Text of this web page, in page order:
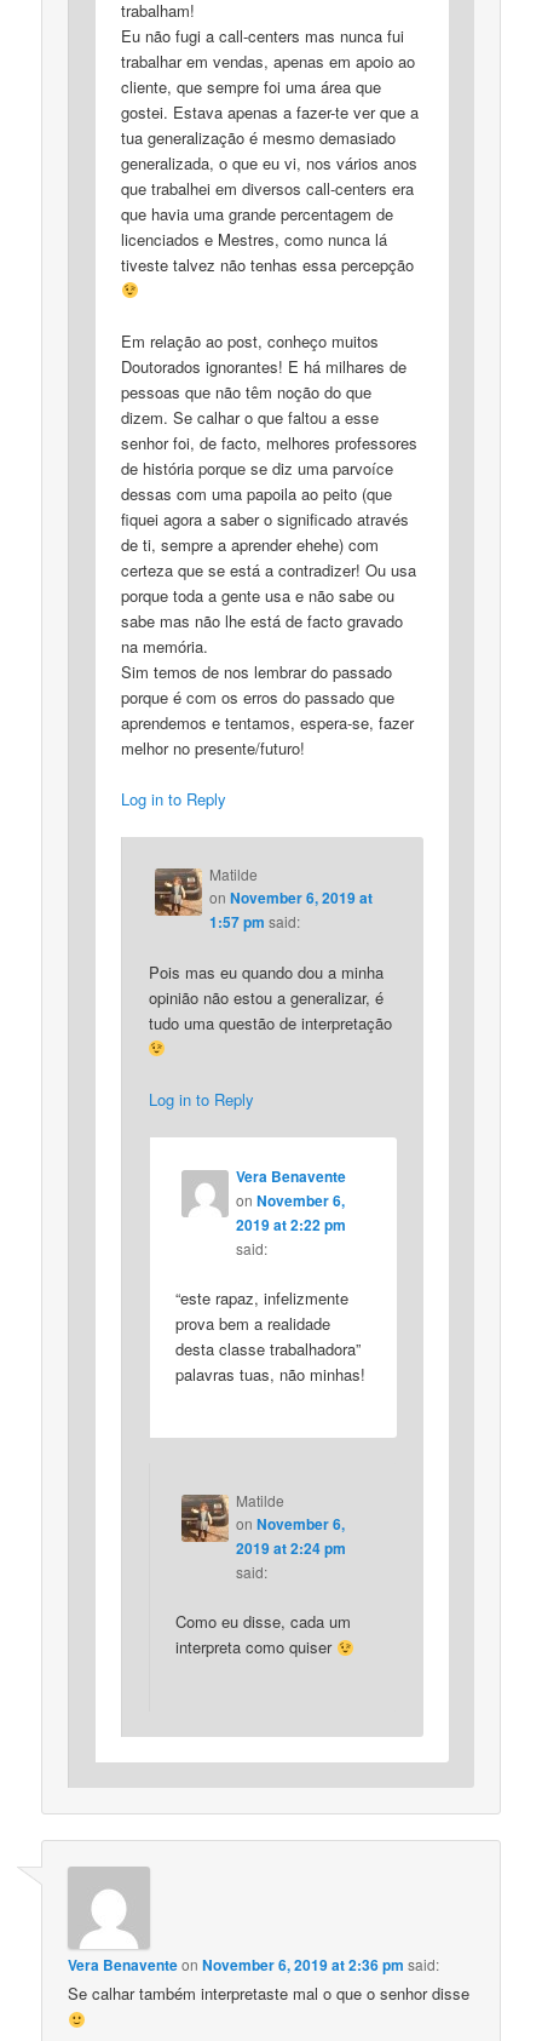
trabalham!
Eu não fugi a call-centers mas nunca fui
trabalhar em vendas, apenas em apoio ao
cliente, que sempre foi uma área que
gostei. Estava apenas a fazer-te ver que a
tua generalização é mesmo demasiado
generalizada, o que eu vi, nos vários anos
que trabalhei em diversos call-centers era
que havia uma grande percentagem de
licenciados e Mestres, como nunca lá
tiveste talvez não tenhas essa percepção
Em relação ao post, conheço muitos
Doutorados ignorantes! E há milhares de
pessoas que não têm noção do que
dizem. Se calhar o que faltou a esse
senhor foi, de facto, melhores professores
de história porque se diz uma parvoíce
dessas com uma papoila ao peito (que
fiquei agora a saber o significado através
de ti, sempre a aprender ehehe) com
certeza que se está a contradizer! Ou usa
porque toda a gente usa e não sabe ou
sabe mas não lhe está de facto gravado
na memória.
Sim temos de nos lembrar do passado
porque é com os erros do passado que
aprendemos e tentamos, espera-se, fazer
melhor no presente/futuro!
Log in to Reply
Matilde
on November 6, 2019 at
1:57 pm said:
Pois mas eu quando dou a minha
opinião não estou a generalizar, é
tudo uma questão de interpretação
Log in to Reply
Vera Benavente
on November 6,
2019 at 2:22 pm
said:
“este rapaz, infelizmente
prova bem a realidade
desta classe trabalhadora”
palavras tuas, não minhas!
Matilde
on November 6,
2019 at 2:24 pm
said:
Como eu disse, cada um
interpreta como quiser
Vera BenaventeonNovember 6, 2019 at 2:36 pm said:
Se calhar também interpretaste mal o que o senhor disse